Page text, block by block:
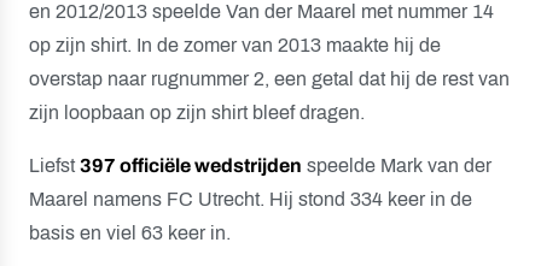
en 2012/2013 speelde Van der Maarel met nummer 14
op zijn shirt. In de zomer van 2013 maakte hij de
overstap naar rugnummer 2, een getal dat hij de rest van
zijn loopbaan op zijn shirt bleef dragen.
Liefst397 officiële wedstrijden speelde Mark van der
Maarel namens FC Utrecht. Hij stond 334 keer in de
basis en viel 63 keer in.